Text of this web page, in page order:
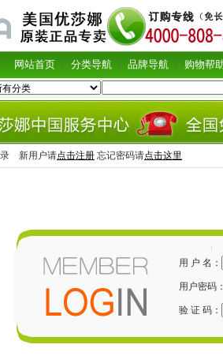
网站首页 分类导航 品牌导航 购物帮
录 新用户请点击注册 忘记密码请点击这里
用 户 名：
用户密码
验 证 码：